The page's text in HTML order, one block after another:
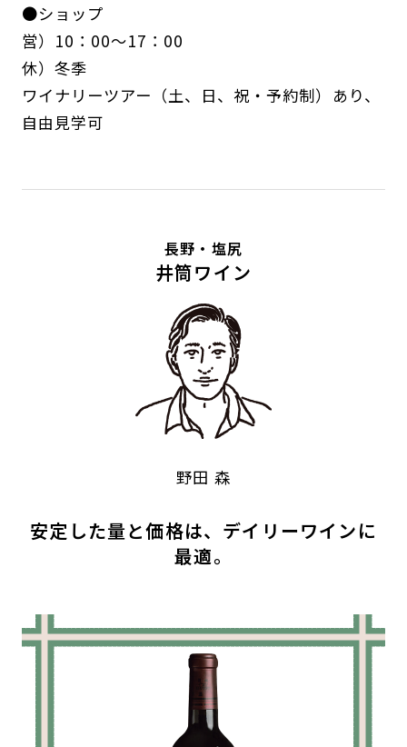
●ショップ
営）10：00～17：00
休）冬季
ワイナリーツアー（土、日、祝・予約制）あり、
自由見学可
長野・塩尻
井筒ワイン
野田 森
安定した量と価格は、デイリーワインに
最適。